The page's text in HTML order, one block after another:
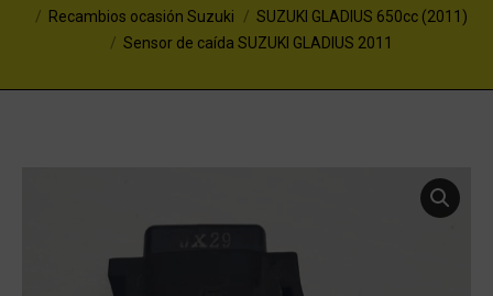
Recambios ocasión Suzuki
SUZUKI GLADIUS 650cc (2011)
Sensor de caída SUZUKI GLADIUS 2011